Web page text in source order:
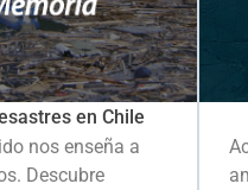
en Chile
nos enseña a
Descubre